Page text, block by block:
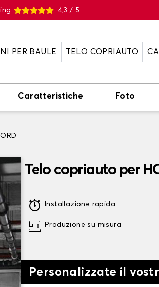
4,3 / 5
PER BAULE TELO COPRIAUTO
Caratteristiche Foto
Telo copriauto per
Installazione rapida
Produzione su misura
Personalizzate il